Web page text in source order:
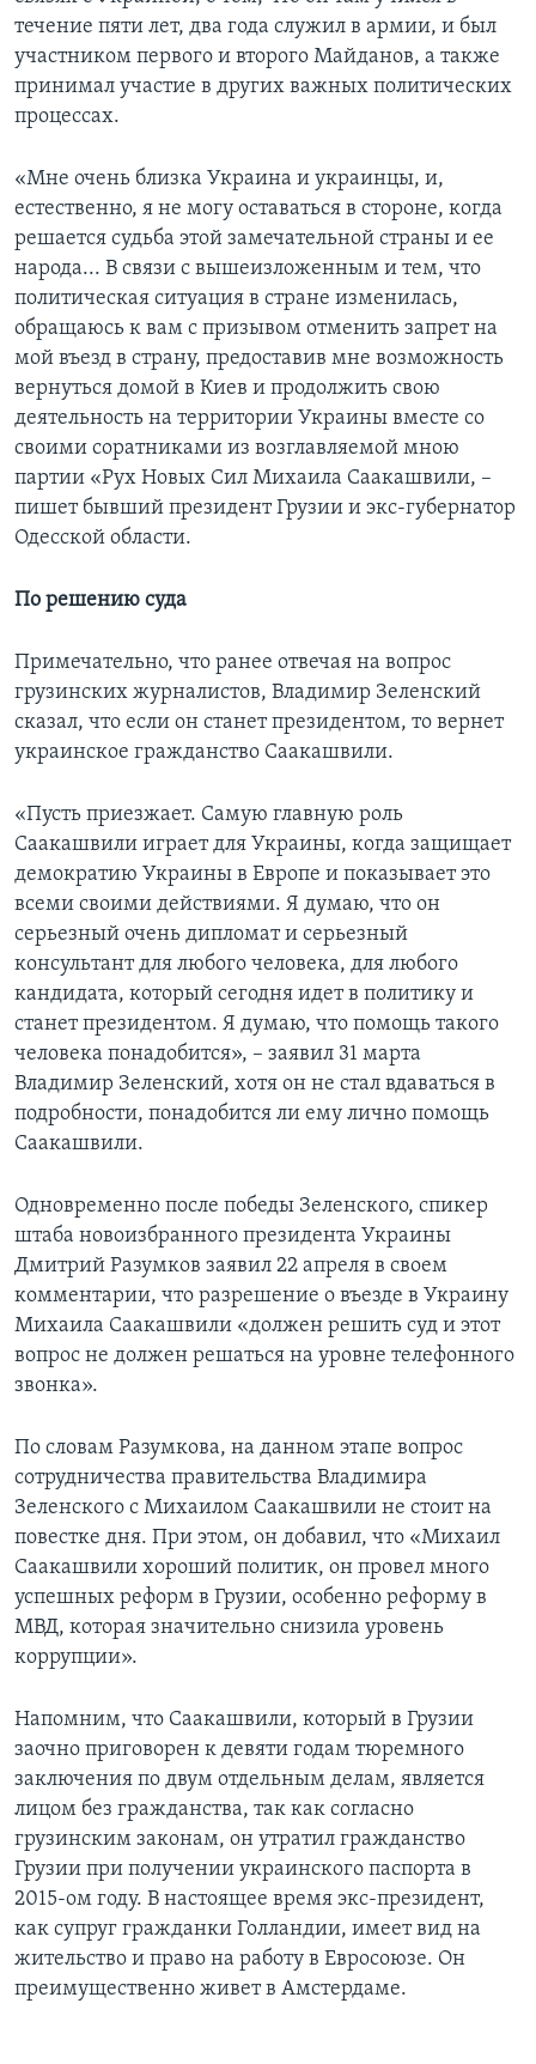
течение пяти лет, два года служил в армии, и был
участником первого и второго Майданов, а также
принимал участие в других важных политических
процессах.
«Мне очень близка Украина и украинцы, и,
естественно, я не могу оставаться в стороне, когда
решается судьба этой замечательной страны и ее
народа... В связи с вышеизложенным и тем, что
политическая ситуация в стране изменилась,
обращаюсь к вам с призывом отменить запрет на
мой въезд в страну, предоставив мне возможность
вернуться домой в Киев и продолжить свою
деятельность на территории Украины вместе со
своими соратниками из возглавляемой мною
партии «Рух Новых Сил Михаила Саакашвили, –
пишет бывший президент Грузии и экс-губернатор
Одесской области.
По решению суда
Примечательно, что ранее отвечая на вопрос
грузинских журналистов, Владимир Зеленский
сказал, что если он станет президентом, то вернет
украинское гражданство Саакашвили.
«Пусть приезжает. Самую главную роль
Саакашвили играет для Украины, когда защищает
демократию Украины в Европе и показывает это
всеми своими действиями. Я думаю, что он
серьезный очень дипломат и серьезный
консультант для любого человека, для любого
кандидата, который сегодня идет в политику и
станет президентом. Я думаю, что помощь такого
человека понадобится», – заявил 31 марта
Владимир Зеленский, хотя он не стал вдаваться в
подробности, понадобится ли ему лично помощь
Саакашвили.
Одновременно после победы Зеленского, спикер
штаба новоизбранного президента Украины
Дмитрий Разумков заявил 22 апреля в своем
комментарии, что разрешение о въезде в Украину
Михаила Саакашвили «должен решить суд и этот
вопрос не должен решаться на уровне телефонного
звонка».
По словам Разумкова, на данном этапе вопрос
сотрудничества правительства Владимира
Зеленского с Михаилом Саакашвили не стоит на
повестке дня. При этом, он добавил, что «Михаил
Саакашвили хороший политик, он провел много
успешных реформ в Грузии, особенно реформу в
МВД, которая значительно снизила уровень
коррупции».
Напомним, что Саакашвили, который в Грузии
заочно приговорен к девяти годам тюремного
заключения по двум отдельным делам, является
лицом без гражданства, так как согласно
грузинским законам, он утратил гражданство
Грузии при получении украинского паспорта в
2015-ом году. В настоящее время экс-президент,
как супруг гражданки Голландии, имеет вид на
жительство и право на работу в Евросоюзе. Он
преимущественно живет в Амстердаме.